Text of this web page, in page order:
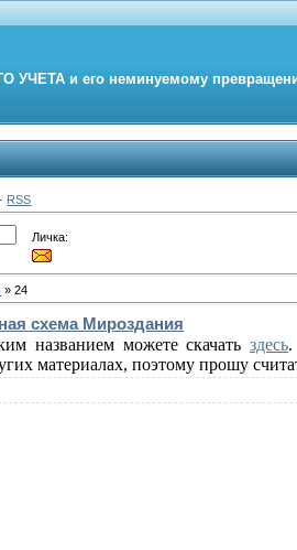
УЧЕТА и его неминуемому
· RSS
Личка:
» 24
схема Мироздания
названием можете скачатьздесь.
материалах, поэтому прошу